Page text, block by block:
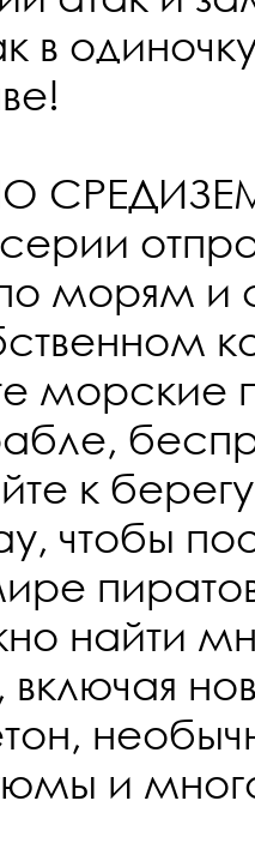
в
морям и
морские
к
чтобы
найти
и